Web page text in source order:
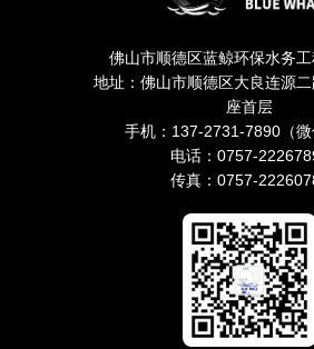
佛山市顺德区蓝鲸环保水务工
地址：佛山市顺德区大良连源
座首层
手机：137-2731-7890（微
电话：0757-
传真：0757-